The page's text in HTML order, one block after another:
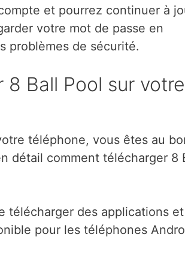
et pourrez continuer à
votre mot de passe en
problèmes de sécurité.
Ball Pool sur votre
téléphone, vous êtes au
détail comment télécharger 8
télécharger des applications et
pour les téléphones